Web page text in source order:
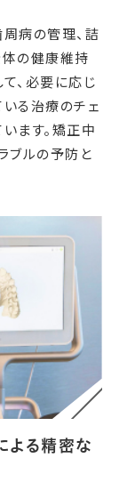
病の管理、詰
体の健康維持
、必要に応じ
る治療のチェ
ます。矯正中
ブルの予防と
よる精密な